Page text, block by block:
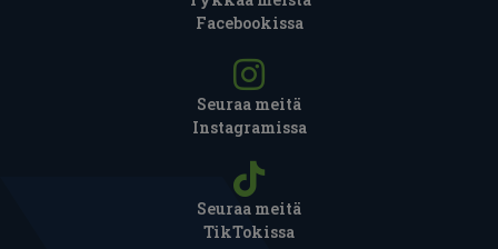
Facebookissa
Seuraa meitä
Instagramissa
Seuraa meitä
TikTokissa